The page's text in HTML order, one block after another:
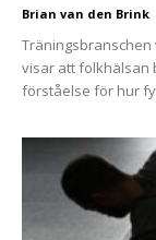
Brian van den Brink
Träningsbranschen
visar att folkhälsan
förståelse för hur